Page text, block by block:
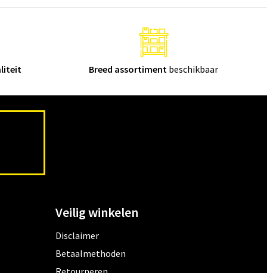
Breed assortiment beschikbaar
Veilig winkelen
Disclaimer
Betaalmethoden